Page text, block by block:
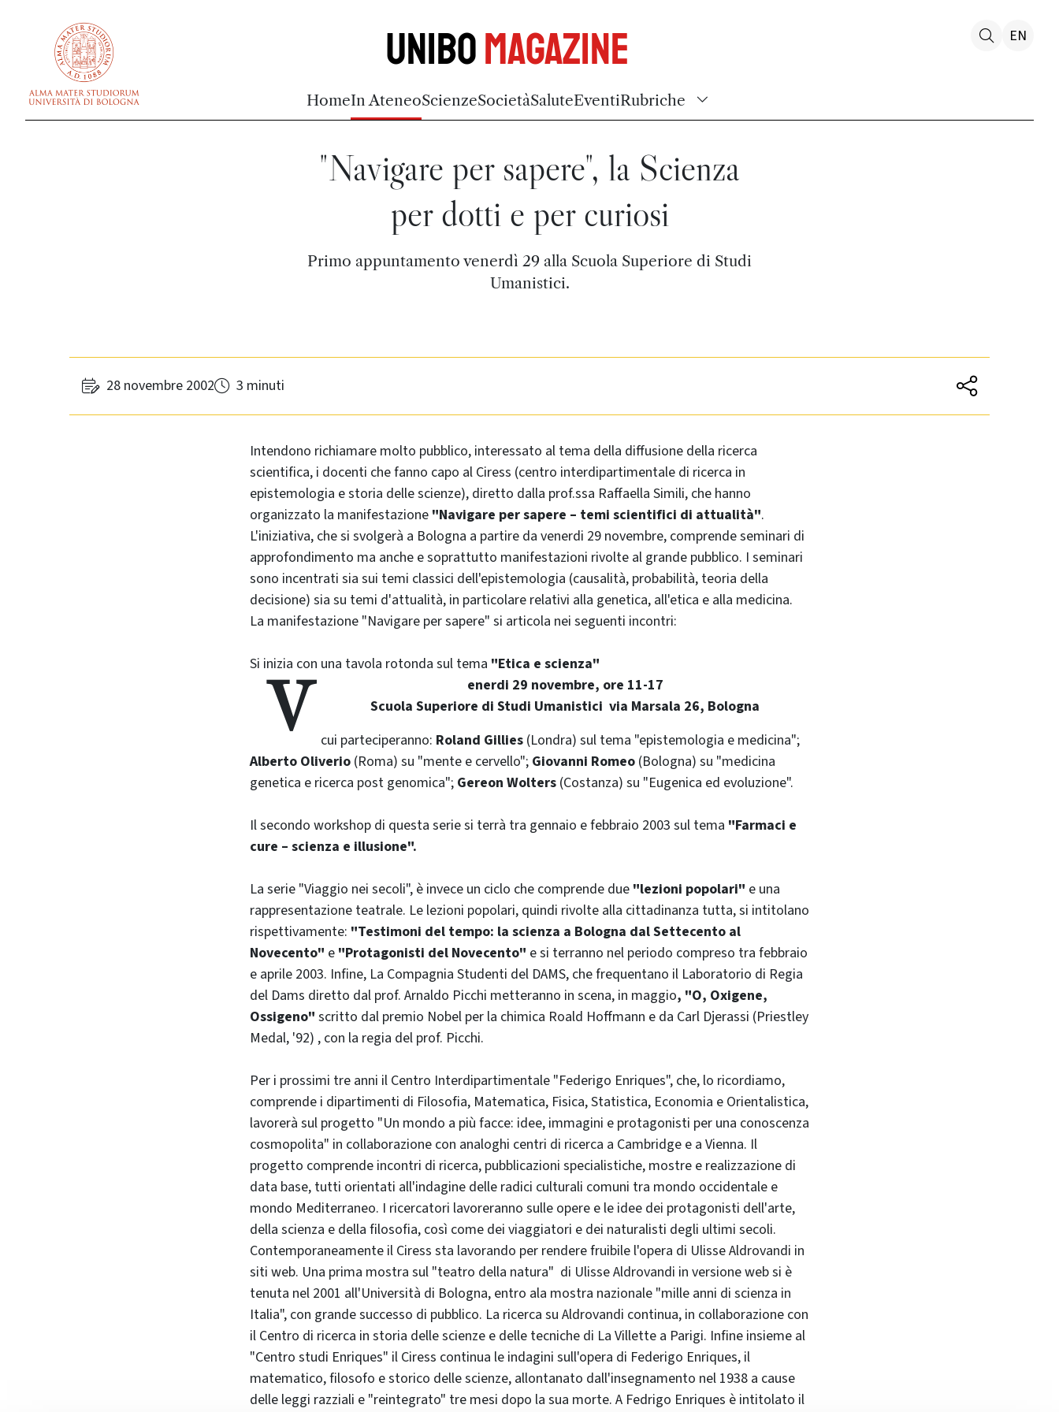
UniboMagazine
HomeIn AteneoScienzeSocietàSaluteEventiRubriche
EN
"Navigare per sapere", la Scienza
per dotti e per curiosi
Primo appuntamento venerdì 29 alla Scuola Superiore di Studi
Umanistici.
28 novembre 2002 3 minuti
Intendono richiamare molto pubblico, interessato al tema della diffusione della ricerca
scientifica, i docenti che fanno capo al Ciress (centro interdipartimentale di ricerca in
epistemologia e storia delle scienze), diretto dalla prof.ssa Raffaella Simili, che hanno
organizzato la manifestazione "Navigare per sapere – temi scientifici di attualità".
L'iniziativa, che si svolgerà a Bologna a partire da venerdi 29 novembre, comprende seminari di
approfondimento ma anche e soprattutto manifestazioni rivolte al grande pubblico. I seminari
sono incentrati sia sui temi classici dell'epistemologia (causalità, probabilità, teoria della
decisione) sia su temi d'attualità, in particolare relativi alla genetica, all'etica e alla medicina.
La manifestazione "Navigare per sapere" si articola nei seguenti incontri:
Si inizia con una tavola rotonda sul tema "Etica e scienza"
V
enerdi 29 novembre, ore 11-17
Scuola Superiore di Studi Umanistici via Marsala 26, Bologna
cui parteciperanno: Roland Gillies (Londra) sul tema "epistemologia e medicina";
Alberto Oliverio (Roma) su "mente e cervello"; Giovanni Romeo (Bologna) su "medicina
genetica e ricerca post genomica"; Gereon Wolters (Costanza) su "Eugenica ed evoluzione".
Il secondo workshop di questa serie si terrà tra gennaio e febbraio 2003 sul tema "Farmaci e
cure – scienza e illusione".
La serie "Viaggio nei secoli", è invece un ciclo che comprende due "lezioni popolari" e una
rappresentazione teatrale. Le lezioni popolari, quindi rivolte alla cittadinanza tutta, si intitolano
rispettivamente: "Testimoni del tempo: la scienza a Bologna dal Settecento al
Novecento" e "Protagonisti del Novecento" e si terranno nel periodo compreso tra febbraio
e aprile 2003. Infine, La Compagnia Studenti del DAMS, che frequentano il Laboratorio di Regia
del Dams diretto dal prof. Arnaldo Picchi metteranno in scena, in maggio, "O, Oxigene,
Ossigeno" scritto dal premio Nobel per la chimica Roald Hoffmann e da Carl Djerassi (Priestley
Medal, '92) , con la regia del prof. Picchi.
Per i prossimi tre anni il Centro Interdipartimentale "Federigo Enriques", che, lo ricordiamo,
comprende i dipartimenti di Filosofia, Matematica, Fisica, Statistica, Economia e Orientalistica,
lavorerà sul progetto "Un mondo a più facce: idee, immagini e protagonisti per una conoscenza
cosmopolita" in collaborazione con analoghi centri di ricerca a Cambridge e a Vienna. Il
progetto comprende incontri di ricerca, pubblicazioni specialistiche, mostre e realizzazione di
data base, tutti orientati all'indagine delle radici culturali comuni tra mondo occidentale e
mondo Mediterraneo. I ricercatori lavoreranno sulle opere e le idee dei protagonisti dell'arte,
della scienza e della filosofia, così come dei viaggiatori e dei naturalisti degli ultimi secoli.
Contemporaneamente il Ciress sta lavorando per rendere fruibile l'opera di Ulisse Aldrovandi in
siti web. Una prima mostra sul "teatro della natura" di Ulisse Aldrovandi in versione web si è
tenuta nel 2001 all'Università di Bologna, entro ala mostra nazionale "mille anni di scienza in
Italia", con grande successo di pubblico. La ricerca su Aldrovandi continua, in collaborazione con
il Centro di ricerca in storia delle scienze e delle tecniche di La Villette a Parigi. Infine insieme al
"Centro studi Enriques" il Ciress continua le indagini sull'opera di Federigo Enriques, il
matematico, filosofo e storico delle scienze, allontanato dall'insegnamento nel 1938 a cause
delle leggi razziali e "reintegrato" tre mesi dopo la sua morte. A Fedrigo Enriques è intitolato il